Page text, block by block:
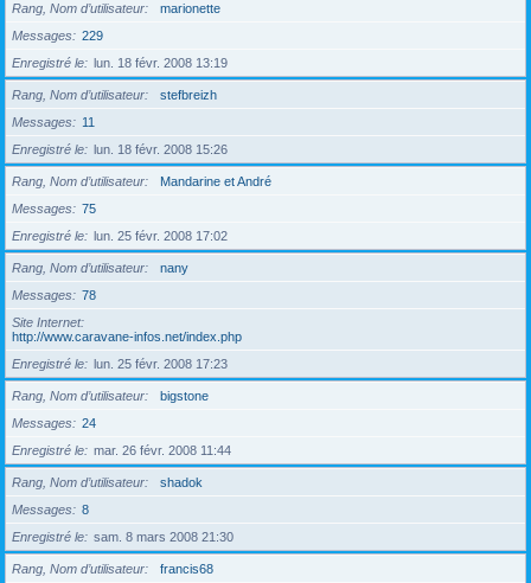
Rang, Nom d’utilisateur
marionette
Messages
229
Enregistré le
lun. 18 févr. 2008 13:19
Rang, Nom d’utilisateur
stefbreizh
Messages
11
Enregistré le
lun. 18 févr. 2008 15:26
Rang, Nom d’utilisateur
Mandarine et André
Messages
75
Enregistré le
lun. 25 févr. 2008 17:02
Rang, Nom d’utilisateur
nany
Messages
78
Site Internet
http://www.caravane-infos.net/index.php
Enregistré le
lun. 25 févr. 2008 17:23
Rang, Nom d’utilisateur
bigstone
Messages
24
Enregistré le
mar. 26 févr. 2008 11:44
Rang, Nom d’utilisateur
shadok
Messages
8
Enregistré le
sam. 8 mars 2008 21:30
Rang, Nom d’utilisateur
francis68